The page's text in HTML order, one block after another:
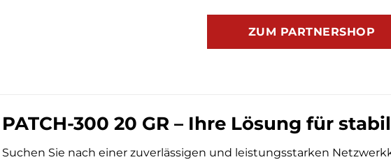
ZUM PARTNERSHOP
PATCH-300 20 GR – Ihre Lösung für
Suchen Sie nach einer zuverlässigen und leistungsstarken